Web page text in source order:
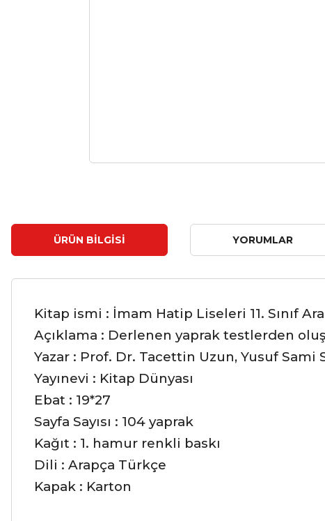
ÜRÜN BILGISI YORUMLAR
Kitap ismi : İmam Hatip Liseleri 11. Sınıf
Açıklama : Derlenen yaprak testlerden
Yazar : Prof. Dr. Tacettin Uzun, Yusuf Sami
Yayınevi : Kitap Dünyası
Ebat : 19*27
Sayfa Sayısı : 104 yaprak
Kağıt : 1. hamur renkli baskı
Dili : Arapça Türkçe
Kapak : Karton